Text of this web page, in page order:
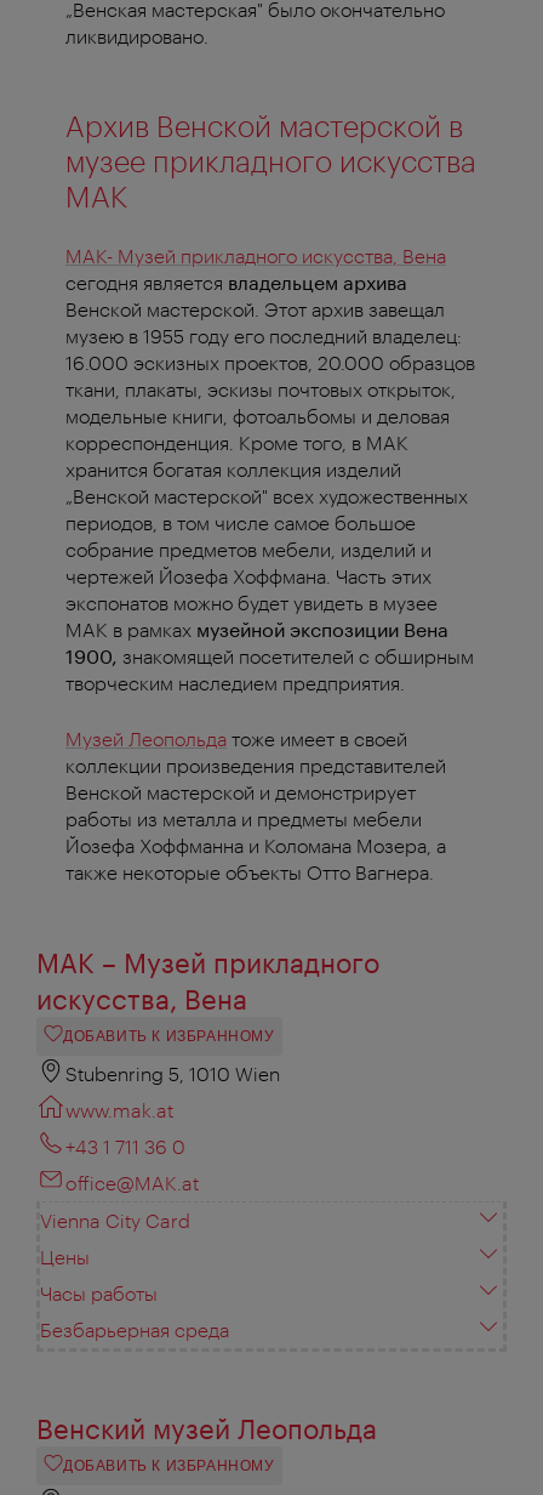
„Венская мастерская" было окончательно
ликвидировано.
Архив Венской мастерской в
музее прикладного искусства
MAK
MAK- Музей прикладного искусства, Вена
сегодня является владельцем архива
Венской мастерской. Этот архив завещал
музею в 1955 году его последний владелец:
16.000 эскизных проектов, 20.000 образцов
ткани, плакаты, эскизы почтовых открыток,
модельные книги, фотоальбомы и деловая
корреспонденция. Кроме того, в MAK
хранится богатая коллекция изделий
„Венской мастерской" всех художественных
периодов, в том числе самое большое
собрание предметов мебели, изделий и
чертежей Йозефа Хоффмана. Часть этих
экспонатов можно будет увидеть в музее
MAK в рамках музейной экспозиции Вена
1900, знакомящей посетителей с обширным
творческим наследием предприятия.
Музей Леопольда тоже имеет в своей
коллекции произведения представителей
Венской мастерской и демонстрирует
работы из металла и предметы мебели
Йозефа Хоффманна и Коломана Мозера, а
также некоторые объекты Отто Вагнера.
MAK – Музей прикладного
искусства, Вена
ДОБАВИТЬ К ИЗБРАННОМУ
Stubenring 5, 1010 Wien
www.mak.at
+43 1 711 36 0
office@MAK.at
Vienna City Card
Цены
Часы работы
Безбарьерная среда
Венский музей Леопольда
ДОБАВИТЬ К ИЗБРАННОМУ